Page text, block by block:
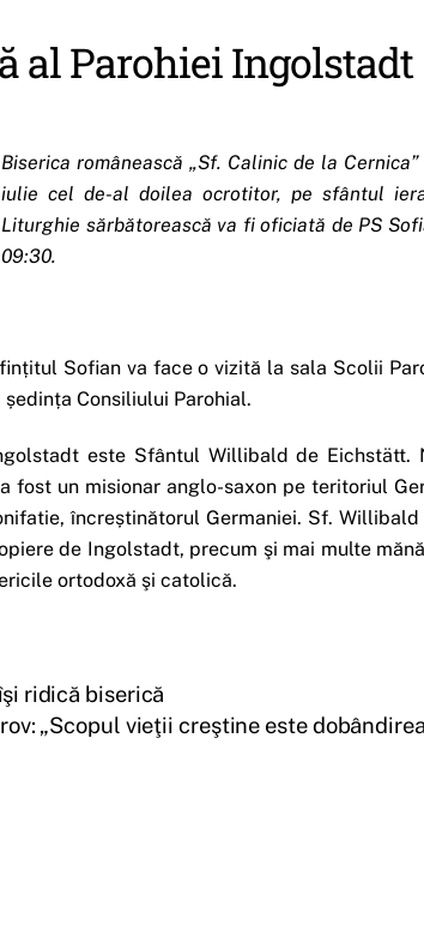
al Parohiei Ingolstadt
Biserica românească „Sf. Calinic de la
iulie cel de-al doilea ocrotitor, pe sfântul
Liturghie sărbătorească va fi oficiată de PS
09:30.
Sofian va face o vizită la sala Scolii
Consiliului Parohial.
este Sfântul Willibald de
fost un misionar anglo-saxon pe teritoriul
încreștinătorul Germaniei. Sf.
de Ingolstadt, precum şi mai multe
ortodoxă şi catolică.
ridică biserică
„Scopul vieţii creştine este